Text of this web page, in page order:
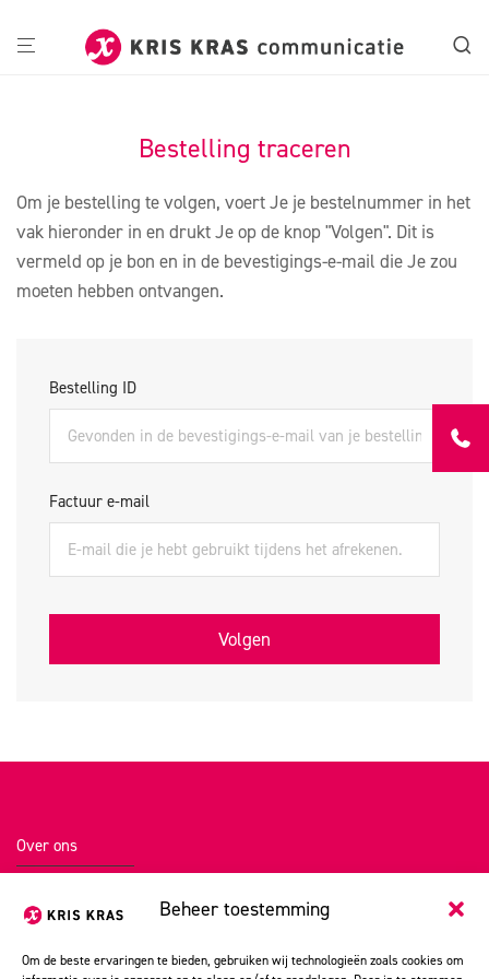
Beheer toestemming
Om de beste ervaringen te bieden, gebruiken wij technologieën zoals cookies om
Bestelling traceren
Om je bestelling te volgen, voert Je je bestelnummer in het
vak hieronder in en drukt Je op de knop "Volgen". Dit is
vermeld op je bon en in de bevestigings-e-mail die Je zou
moeten hebben ontvangen.
Bestelling ID
Factuur e-mail
Volgen
Over ons
Kris Kras stories
Vacatures